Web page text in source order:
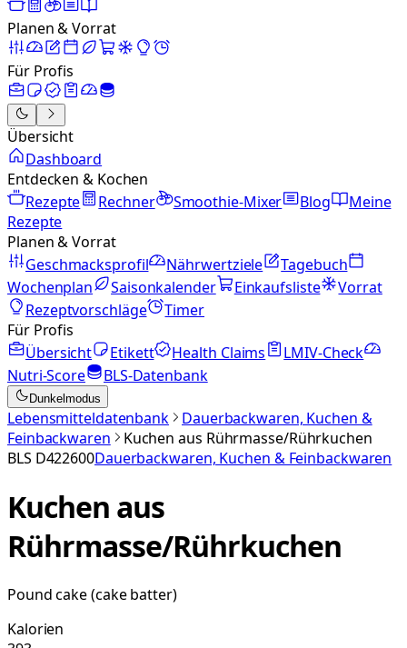
Planen & Vorrat
Für Profis
Übersicht
Dashboard
Entdecken & Kochen
Rezepte
Rechner Smoothie-Mixer Blog
Meine
Rezepte
Planen & Vorrat
Geschmacksprofil
Nährwertziele
Tagebuch
Wochenplan
Saisonkalender Einkaufsliste
Vorrat
Rezeptvorschläge
Timer
Für Profis
Übersicht
Etikett Health Claims
LMIV-Check
Nutri-Score
BLS-Datenbank
Dunkelmodus
Lebensmitteldatenbank
Dauerbackwaren, Kuchen &
Feinbackwaren
Kuchen aus Rührmasse/Rührkuchen
BLS D422600Dauerbackwaren, Kuchen & Feinbackwaren
Kuchen aus
Rührmasse/Rührkuchen
Pound cake (cake batter)
Kalorien